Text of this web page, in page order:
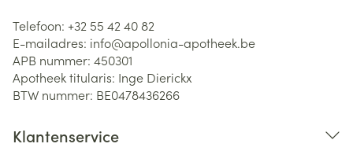
Telefoon: +32 55 42 40 82
E-mailadres: info@apollonia-apotheek.be
APB nummer: 450301
Apotheek titularis: Inge Dierickx
BTW nummer: BE0478436266
Klantenservice